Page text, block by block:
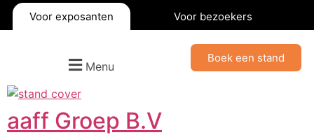
Voor exposanten Voor bezoekers
Menu
Boek een stand
aaff Groep B.V